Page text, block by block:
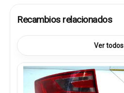
Recambios relacionados
Ver todos